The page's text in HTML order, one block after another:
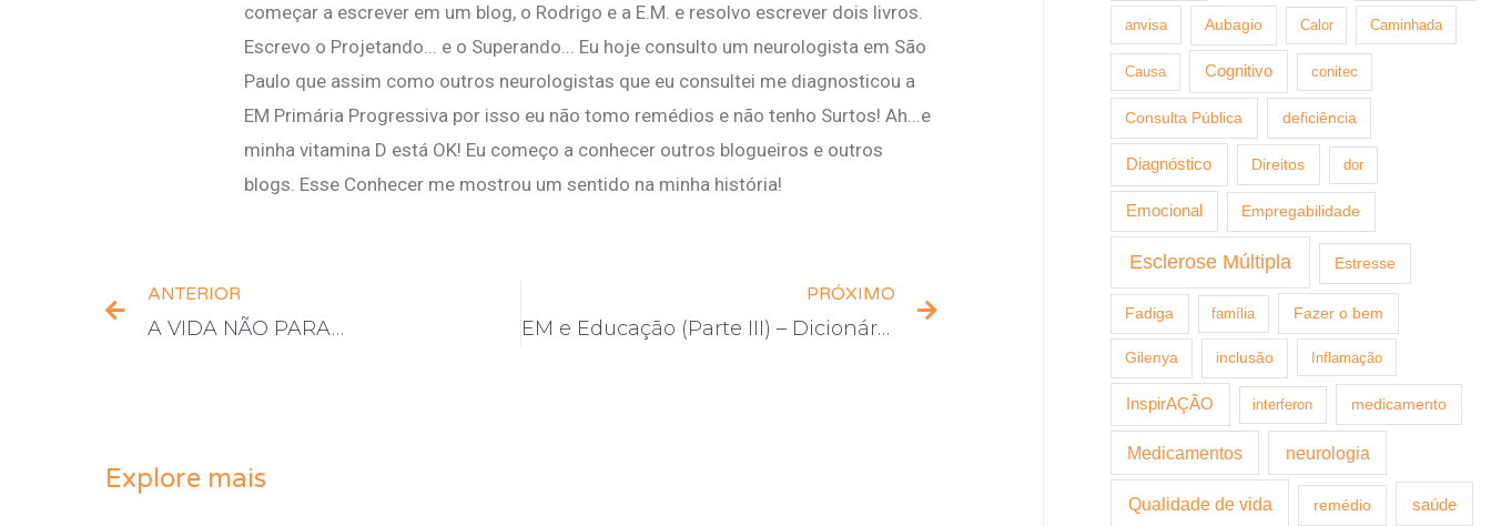
começar a escrever em um blog, o Rodrigo e a E.M. e resolvo escrever dois livros.
Escrevo o Projetando... e o Superando... Eu hoje consulto um neurologista em São
Paulo que assim como outros neurologistas que eu consultei me diagnosticou a
EM Primária Progressiva por isso eu não tomo remédios e não tenho Surtos! Ah...e
minha vitamina D está OK! Eu começo a conhecer outros blogueiros e outros
blogs. Esse Conhecer me mostrou um sentido na minha história!
ANTERIOR
A VIDA NÃO PARA…
PRÓXIMO
EM e Educação (Parte III) – Dicionário de experiências
Explore mais
anvisa Aubagio Calor Caminhada
Causa Cognitivo conitec
Consulta Pública deficiência
Diagnóstico Direitos dor
Emocional Empregabilidade
Esclerose Múltipla Estresse
Fadiga família Fazer o bem
Gilenya inclusão Inflamação
InspirAÇÃO interferon medicamento
Medicamentos neurologia
Qualidade de vida remédio saúde